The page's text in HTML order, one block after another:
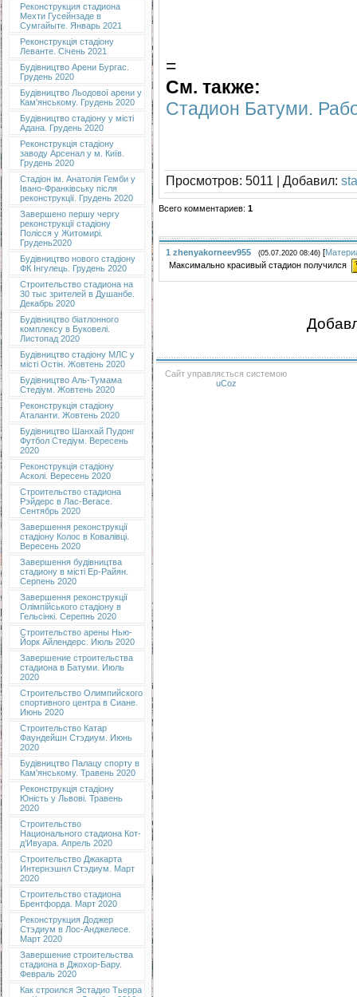
Реконструкция стадиона
Мехти Гусейнзаде в
Сумгайыте. Январь 2021
Реконструкція стадіону
Леванте. Січень 2021
Будівництво Арени Бургас.
Грудень 2020
Будівництво Льодової арени у
Кам'янському. Грудень 2020
Будівництво стадіону у місті
Адана. Грудень 2020
Реконструкція стадіону
заводу Арсенал у м. Київ.
Грудень 2020
Cтадіон ім. Анатолія Гемби у
Івано-Франківську після
реконструкції. Грудень 2020
Завершено першу чергу
реконструкції стадіону
Полісся у Житомирі.
Грудень2020
Будівництво нового стадіону
ФК Інгулець. Грудень 2020
Строительство стадиона на
30 тыс зрителей в Душанбе.
Декабрь 2020
Будівництво біатлонного
комплексу в Буковелі.
Листопад 2020
Будівництво стадіону МЛС у
місті Остін. Жовтень 2020
Будівництво Аль-Тумама
Стедіум. Жовтень 2020
Реконструкція стадіону
Аталанти. Жовтень 2020
Будівництво Шанхай Пудонг
Футбол Стедіум. Вересень
2020
Реконструкція стадіону
Асколі. Вересень 2020
Строительство стадиона
Рэйдерс в Лас-Вегасе.
Сентябрь 2020
Завершення реконструкції
стадіону Колос в Ковалівці.
Вересень 2020
Завершення будівництва
стадиону в місті Ер-Райян.
Серпень 2020
Завершення реконструкції
Олімпійського стадіону в
Гельсінкі. Серепнь 2020
Строительство арены Нью-
Йорк Айлендерс. Июль 2020
Завершение строительства
стадиона в Батуми. Июль
2020
Строительство Олимпийского
спортивного центра в Сиане.
Июнь 2020
Строительство Катар
Фаундейшн Стэдиум. Июнь
2020
Будівництво Палацу спорту в
Кам'янському. Травень 2020
Реконструкція стадіону
Юність у Львові. Травень
2020
Строительство
Национального стадиона Кот-
д’Ивуара. Апрель 2020
Строительство Джакарта
Интернэшнл Стэдиум. Март
2020
Строительство стадиона
Брентфорда. Март 2020
Реконструкция Доджер
Стэдиум в Лос-Анджелесе.
Март 2020
Завершение строительства
стадиона в Джохор-Бару.
Февраль 2020
Как строился Эстадио Тьерра
=
См. также:
Стадион Батуми.
Просмотров: 5011 | Добавил:
Всего комментариев: 1
1 zhenyakorneev955 (05.07.2020 08:46) [
Максимально красивый стадион получился
Сайт управляється системою
uCoz